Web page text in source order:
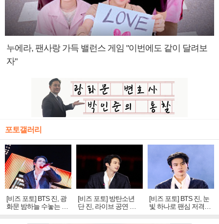
누에라, 팬사랑 가득 밸런스 게임 "이번에도 같이 달려보
자"
포토갤러리
[비즈 포토] BTS 진, 광
화문 밤하늘 수놓는 '비
주얼 킹'의 열창
[비즈 포토] 방탄소년
단 진, 라이브 공연 중
빛나는 독보적 아우라
[비즈 포토] BTS 진, 눈
빛 하나로 팬심 저격…
독보적 카리스마